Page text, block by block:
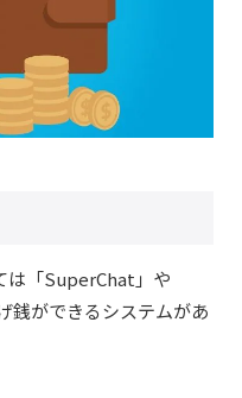
は「SuperChat」や
銭ができるシステムがあ